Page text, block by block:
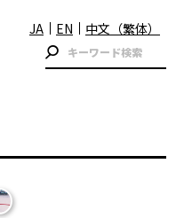
JA EN 中文（繁体）